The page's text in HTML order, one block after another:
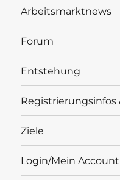
Arbeitsmarktnews
Forum
Entstehung
Registrierungsinfos
Ziele
Login/Mein Account